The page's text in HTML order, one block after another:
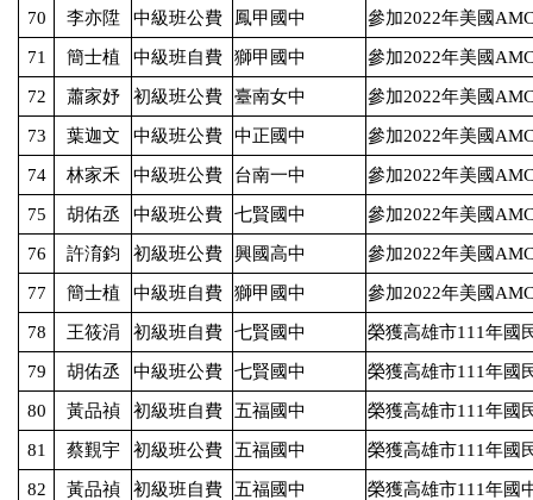
70 李亦陞 中級班公費 鳳甲國中 參加2022年美國
71 簡士植 中級班自費 獅甲國中 參加2022年美國
72 蕭家妤 初級班公費 臺南女中 參加2022年美國
73 葉迦文 中級班公費 中正國中 參加2022年美國
74 林家禾 中級班公費 台南一中 參加2022年美國
75 胡佑丞 中級班公費 七賢國中 參加2022年美國
76 許淯鈞 初級班公費 興國高中 參加2022年美國
77 簡士植 中級班自費 獅甲國中 參加2022年美國
78 王筱涓 初級班自費 七賢國中 榮獲高雄市111年國
79 胡佑丞 中級班公費 七賢國中 榮獲高雄市111年國
80 黃品禎 初級班自費 五福國中 榮獲高雄市111年國
81 蔡覲宇 初級班公費 五福國中 榮獲高雄市111年國
82 黃品禎 初級班自費 五福國中 榮獲高雄市111年國